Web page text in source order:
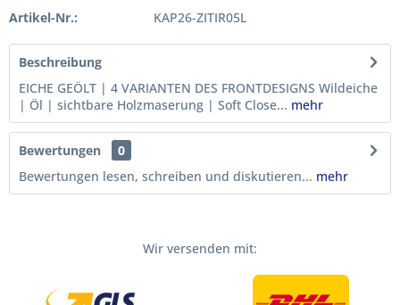
Artikel-Nr.: KAP26-ZITIR05L
Beschreibung
EICHE GEÖLT | 4 VARIANTEN DES FRONTDESIGNS Wildeiche
| Öl | sichtbare Holzmaserung | Soft Close... mehr
Bewertungen
0
Bewertungen lesen, schreiben und diskutieren... mehr
Wir versenden mit: